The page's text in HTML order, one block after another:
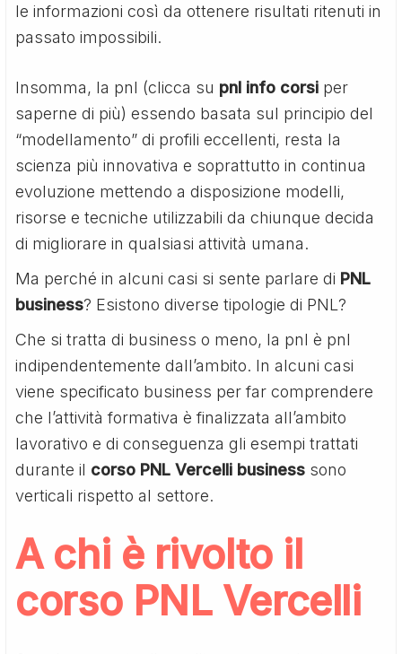
le informazioni così da ottenere risultati ritenuti in
passato impossibili.
Insomma, la pnl (clicca su pnl info corsi per
saperne di più) essendo basata sul principio del
“modellamento” di profili eccellenti, resta la
scienza più innovativa e soprattutto in continua
evoluzione mettendo a disposizione modelli,
risorse e tecniche utilizzabili da chiunque decida
di migliorare in qualsiasi attività umana.
Ma perché in alcuni casi si sente parlare di PNL
business? Esistono diverse tipologie di PNL?
Che si tratta di business o meno, la pnl è pnl
indipendentemente dall’ambito. In alcuni casi
viene specificato business per far comprendere
che l’attività formativa è finalizzata all’ambito
lavorativo e di conseguenza gli esempi trattati
durante il corso PNL Vercelli business sono
verticali rispetto al settore.
A chi è rivolto il
corso PNL Vercelli